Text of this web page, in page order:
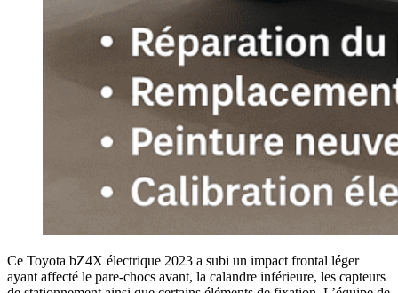
Ce Toyota bZ4X électrique 2023 a subi un impact frontal léger
ayant affecté le pare-chocs avant, la calandre inférieure, les capteurs